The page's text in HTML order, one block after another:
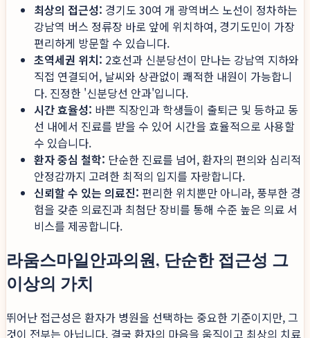
최상의 접근성: 경기도 30여 개 광역버스 노선이 정차하는
강남역 버스 정류장 바로 앞에 위치하여, 경기도민이 가장
편리하게 방문할 수 있습니다.
초역세권 위치: 2호선과 신분당선이 만나는 강남역 지하와
직접 연결되어, 날씨와 상관없이 쾌적한 내원이 가능합니
다. 진정한 '신분당선 안과'입니다.
시간 효율성: 바쁜 직장인과 학생들이 출퇴근 및 등하교 동
선 내에서 진료를 받을 수 있어 시간을 효율적으로 사용할
수 있습니다.
환자 중심 철학: 단순한 진료를 넘어, 환자의 편의와 심리적
안정감까지 고려한 최적의 입지를 자랑합니다.
신뢰할 수 있는 의료진: 편리한 위치뿐만 아니라, 풍부한 경
험을 갖춘 의료진과 최첨단 장비를 통해 수준 높은 의료 서
비스를 제공합니다.
라움스마일안과의원, 단순한 접근성 그
이상의 가치
뛰어난 접근성은 환자가 병원을 선택하는 중요한 기준이지만, 그
것이 전부는 아닙니다. 결국 환자의 마음을 움직이고 최상의 치료